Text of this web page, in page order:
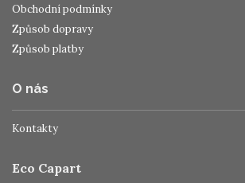
Obchodní podmínky
Způsob dopravy
Způsob platby
O nás
Kontakty
Eco Capart